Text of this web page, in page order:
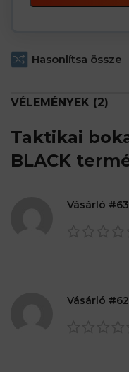
Hasonlítsa össze
VÉLEMÉNYEK (2)
Taktikai
BLACK
Vásárló
Vásárló